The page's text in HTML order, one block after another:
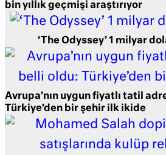
bin yıllık geçmişi araştırıyor
‘The Odyssey’ 1 milyar
Avrupa’nın uygun fiyatlı tatil
Türkiye’den bir şehir ilk ikide